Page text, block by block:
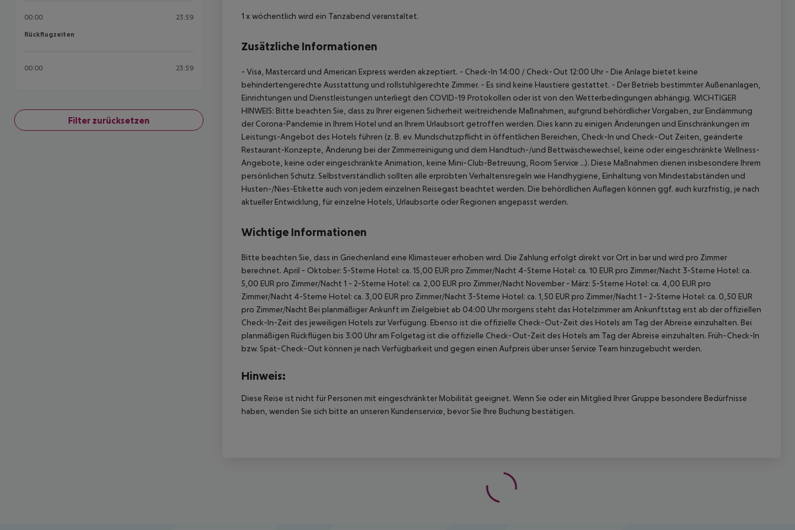
00:00 23:59
Rückflugzeiten
Rückflugzeiten
00:00 23:59
Filter zurücksetzen
1 x wöchentlich wird ein Tanzabend veranstaltet.
Zusätzliche Informationen
- Visa, Mastercard und American Express werden akzeptiert. - Check-In 14:00 / Check-Out 12:00 Uhr - Die Anlage bietet keine
behindertengerechte Ausstattung und rollstuhlgerechte Zimmer. - Es sind keine Haustiere gestattet. - Der Betrieb bestimmter Außenanlagen,
Einrichtungen und Dienstleistungen unterliegt den COVID-19 Protokollen oder ist von den Wetterbedingungen abhängig. WICHTIGER
HINWEIS: Bitte beachten Sie, dass zu Ihrer eigenen Sicherheit weitreichende Maßnahmen, aufgrund behördlicher Vorgaben, zur Eindämmung
der Corona-Pandemie in Ihrem Hotel und an Ihrem Urlaubsort getroffen werden. Dies kann zu einigen Änderungen und Einschränkungen im
Leistungs-Angebot des Hotels führen (z. B. ev. Mundschutzpflicht in öffentlichen Bereichen, Check-In und Check-Out Zeiten, geänderte
Restaurant-Konzepte, Änderung bei der Zimmerreinigung und dem Handtuch-/und Bettwäschewechsel, keine oder eingeschränkte Wellness-
Angebote, keine oder eingeschränkte Animation, keine Mini-Club-Betreuung, Room Service …). Diese Maßnahmen dienen insbesondere Ihrem
persönlichen Schutz. Selbstverständlich sollten alle erprobten Verhaltensregeln wie Handhygiene, Einhaltung von Mindestabständen und
Husten-/Nies-Etikette auch von jedem einzelnen Reisegast beachtet werden. Die behördlichen Auflagen können ggf. auch kurzfristig, je nach
aktueller Entwicklung, für einzelne Hotels, Urlaubsorte oder Regionen angepasst werden.
Wichtige Informationen
Bitte beachten Sie, dass in Griechenland eine Klimasteuer erhoben wird. Die Zahlung erfolgt direkt vor Ort in bar und wird pro Zimmer
berechnet. April - Oktober: 5-Sterne Hotel: ca. 15,00 EUR pro Zimmer/Nacht 4-Sterne Hotel: ca. 10 EUR pro Zimmer/Nacht 3-Sterne Hotel: ca.
5,00 EUR pro Zimmer/Nacht 1 - 2-Sterne Hotel: ca. 2,00 EUR pro Zimmer/Nacht November - März: 5-Sterne Hotel: ca. 4,00 EUR pro
Zimmer/Nacht 4-Sterne Hotel: ca. 3,00 EUR pro Zimmer/Nacht 3-Sterne Hotel: ca. 1,50 EUR pro Zimmer/Nacht 1 - 2-Sterne Hotel: ca. 0,50 EUR
pro Zimmer/Nacht Bei planmäßiger Ankunft im Zielgebiet ab 04:00 Uhr morgens steht das Hotelzimmer am Ankunftstag erst ab der offiziellen
Check-In-Zeit des jeweiligen Hotels zur Verfügung. Ebenso ist die offizielle Check-Out-Zeit des Hotels am Tag der Abreise einzuhalten. Bei
planmäßigen Rückflügen bis 3:00 Uhr am Folgetag ist die offizielle Check-Out-Zeit des Hotels am Tag der Abreise einzuhalten. Früh-Check-In
bzw. Spät-Check-Out können je nach Verfügbarkeit und gegen einen Aufpreis über unser Service Team hinzugebucht werden.
Hinweis:
Diese Reise ist nicht für Personen mit eingeschränkter Mobilität geeignet. Wenn Sie oder ein Mitglied Ihrer Gruppe besondere Bedürfnisse
haben, wenden Sie sich bitte an unseren Kundenservice, bevor Sie Ihre Buchung bestätigen.